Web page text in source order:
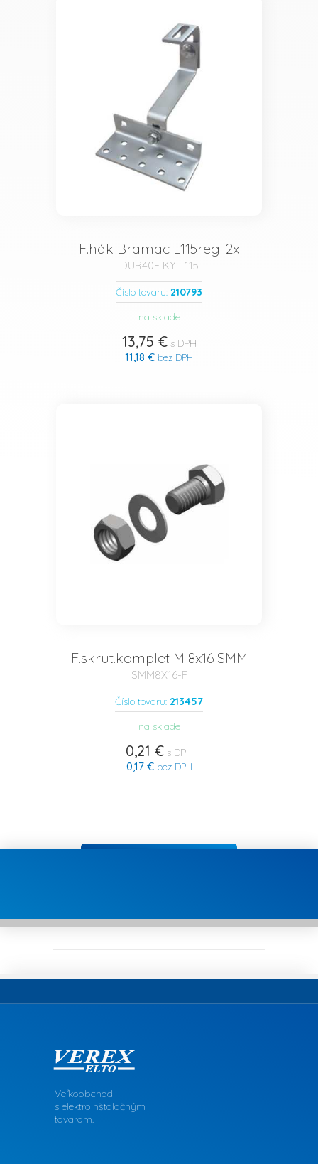
F.hák Bramac L115reg. 2x
DUR40E KY L115
Číslo tovaru: 210793
na sklade
13,75 €s DPH
11,18 € bez DPH
F.skrut.komplet M 8x16 SMM
SMM8X16-F
Číslo tovaru: 213457
na sklade
0,21 €s DPH
0,17 €bez DPH
Veľkoobchod
s elektroinštalačným
tovarom.